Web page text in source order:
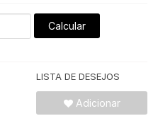
Calcular
LISTA DE DESEJOS
Adicionar